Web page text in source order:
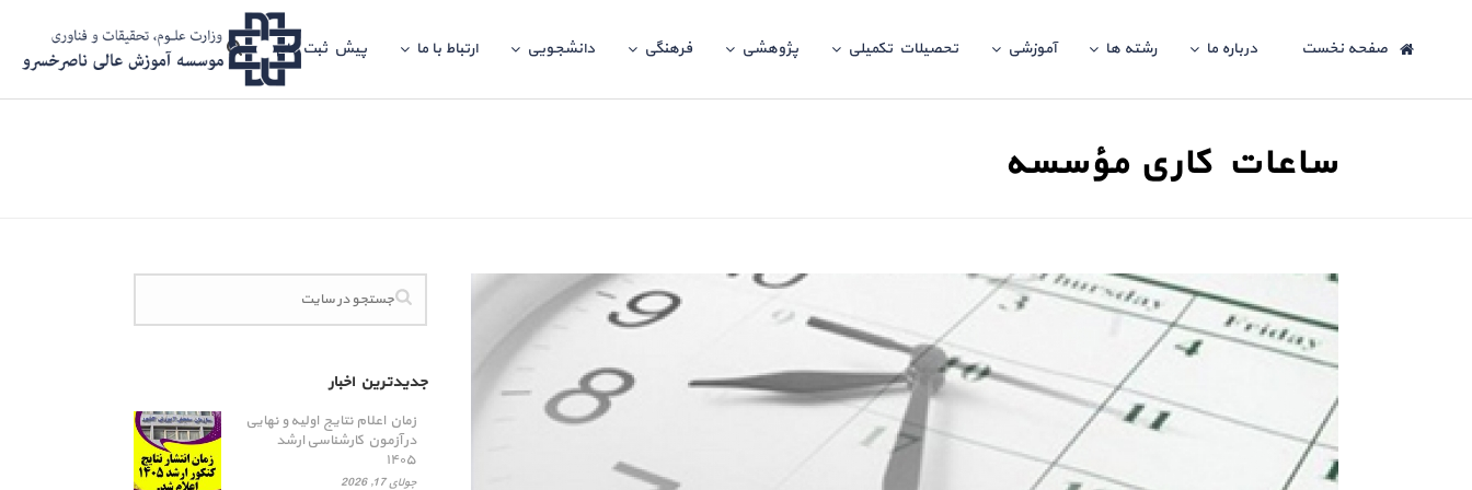
صفحه نخست درباره ما رشته ها آموزشی تحصیلات تکمیلی پژوهشی فرهنگی دانشجویی ارتباط با ما پیش ثبت نام
ساعات کاری مؤسسه
جدیدترین اخبار
زمان اعلام نتایج اولیه و نهایی
در آزمون کارشناسی ارشد
۱۴۰۵
جولای 17, 2026